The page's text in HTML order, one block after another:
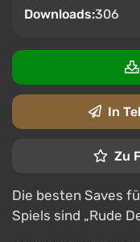
Downloads:306
In
Zu
Die besten Saves
Spiels sind „Rude